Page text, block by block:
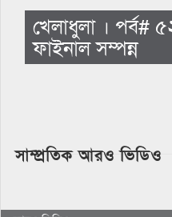
খেলাধুলা । পর্ব#
ফাইনাল সম্পন্ন
সাম্প্রতিক আরও ভিডিও